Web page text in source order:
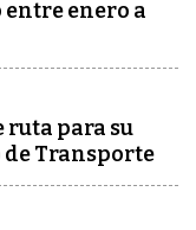
enero a
ruta para su
Transporte